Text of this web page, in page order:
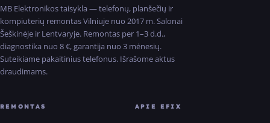
MB Elektronikos taisykla — telefonų, planšečių ir
kompiuterių remontas Vilniuje nuo 2017 m. Salonai
Šeškinėje ir Lentvaryje. Remontas per 1–3 d.d.,
diagnostika nuo 8 €, garantija nuo 3 mėnesių.
Suteikiame pakaitinius telefonus. Išrašome aktus
draudimams.
REMONTAS APIE EFIX